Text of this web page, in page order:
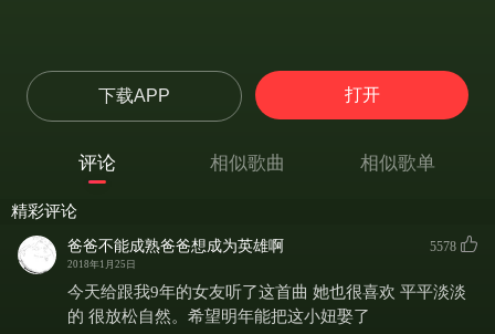
下载APP 打开
评论 相似歌曲 相似歌单
精彩评论
爸爸不能成熟爸爸想成为英雄啊
2018年1月25日
5578
今天给跟我9年的女友听了这首曲 她也很喜欢 平平淡淡
的 很放松自然。希望明年能把这小妞娶了